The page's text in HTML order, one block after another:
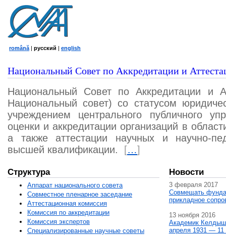
română | русский | english
Национальный Совет по Аккредитации и
Национальный Совет по Аккредитации и
Национальный совет) со статусом
учреждением центрального публичного
оценки и аккредитации организаций в
а также аттестации научных и научно-
высшей квалификации.
[…]
Структура
Аппарат национального совета
Совместное пленарное заседание
Аттестационная комисcия
Комиссия по аккредитации
Комиссия экспертов
Специализированные научные советы
Новости
3 февраля 2017
Совмещать
прикладное
13 ноября 2016
Академик
апреля 1931 — 11